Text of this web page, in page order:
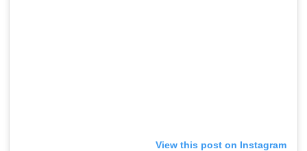
View this post on Instagram